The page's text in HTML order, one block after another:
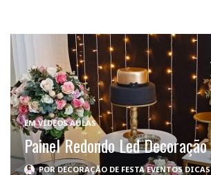
EMVÍDEOS AULAS
Painel Redondo Led Decoração
PORDECORAÇÃO DE FESTA EVENTOS DICAS